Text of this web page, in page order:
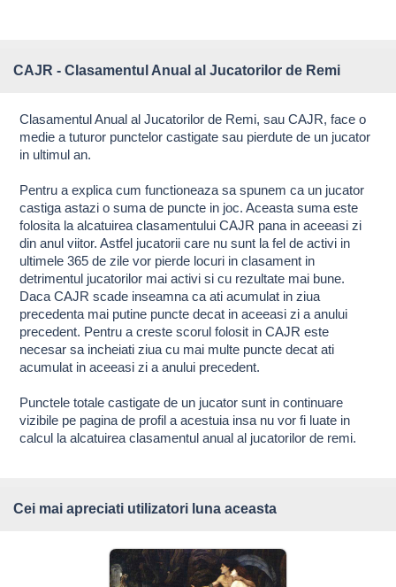
CAJR - Clasamentul Anual al Jucatorilor de Remi
Clasamentul Anual al Jucatorilor de Remi, sau CAJR, face o
medie a tuturor punctelor castigate sau pierdute de un jucator
in ultimul an.
Pentru a explica cum functioneaza sa spunem ca un jucator
castiga astazi o suma de puncte in joc. Aceasta suma este
folosita la alcatuirea clasamentului CAJR pana in aceeasi zi
din anul viitor. Astfel jucatorii care nu sunt la fel de activi in
ultimele 365 de zile vor pierde locuri in clasament in
detrimentul jucatorilor mai activi si cu rezultate mai bune.
Daca CAJR scade inseamna ca ati acumulat in ziua
precedenta mai putine puncte decat in aceeasi zi a anului
precedent. Pentru a creste scorul folosit in CAJR este
necesar sa incheiati ziua cu mai multe puncte decat ati
acumulat in aceeasi zi a anului precedent.
Punctele totale castigate de un jucator sunt in continuare
vizibile pe pagina de profil a acestuia insa nu vor fi luate in
calcul la alcatuirea clasamentul anual al jucatorilor de remi.
Cei mai apreciati utilizatori luna aceasta